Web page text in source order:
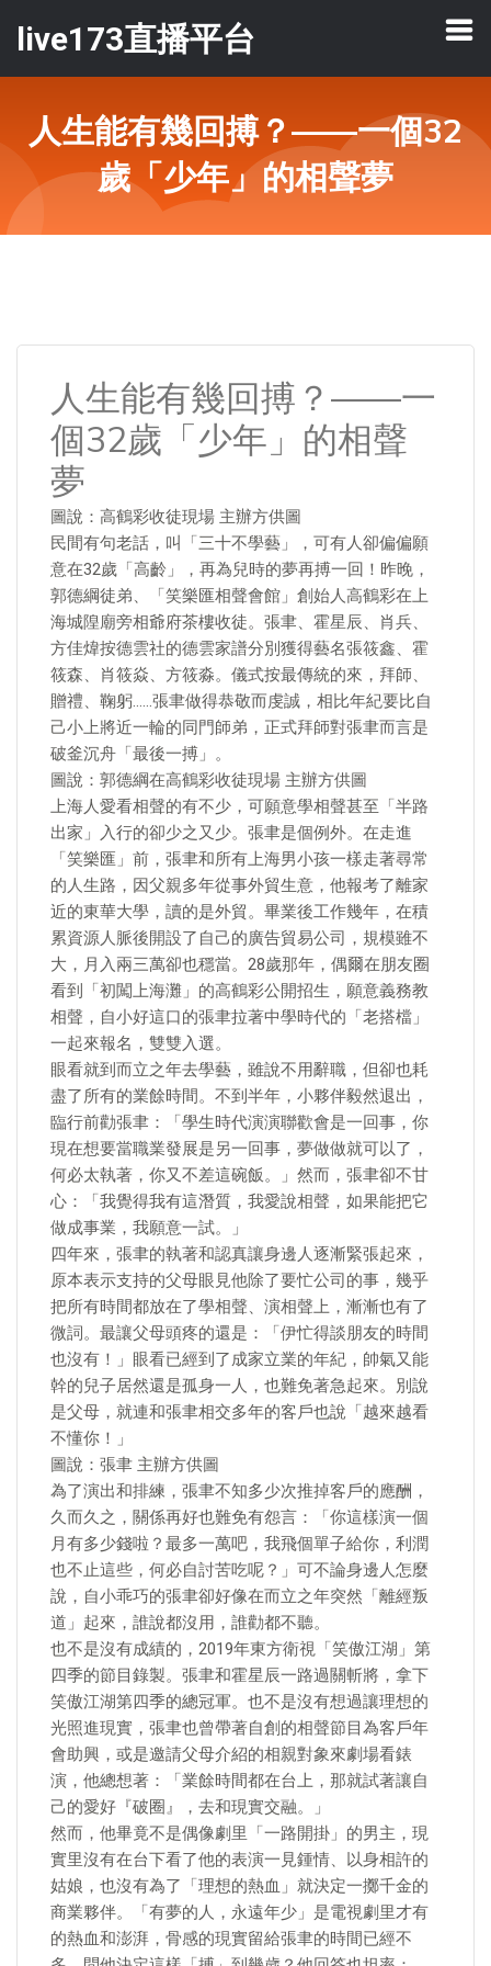
live173直播平台
人生能有幾回搏？——一個32
歲「少年」的相聲夢
人生能有幾回搏？——一
個32歲「少年」的相聲
夢
圖說：高鶴彩收徒現場 主辦方供圖
民間有句老話，叫「三十不學藝」，可有人卻偏偏願
意在32歲「高齡」，再為兒時的夢再搏一回！昨晚，
郭德綱徒弟、「笑樂匯相聲會館」創始人高鶴彩在上
海城隍廟旁相爺府茶樓收徒。張聿、霍星辰、肖兵、
方佳煒按德雲社的德雲家譜分別獲得藝名張筱鑫、霍
筱森、肖筱焱、方筱淼。儀式按最傳統的來，拜師、
贈禮、鞠躬……張聿做得恭敬而虔誠，相比年紀要比自
己小上將近一輪的同門師弟，正式拜師對張聿而言是
破釜沉舟「最後一搏」。
圖說：郭德綱在高鶴彩收徒現場 主辦方供圖
上海人愛看相聲的有不少，可願意學相聲甚至「半路
出家」入行的卻少之又少。張聿是個例外。在走進
「笑樂匯」前，張聿和所有上海男小孩一樣走著尋常
的人生路，因父親多年從事外貿生意，他報考了離家
近的東華大學，讀的是外貿。畢業後工作幾年，在積
累資源人脈後開設了自己的廣告貿易公司，規模雖不
大，月入兩三萬卻也穩當。28歲那年，偶爾在朋友圈
看到「初闖上海灘」的高鶴彩公開招生，願意義務教
相聲，自小好這口的張聿拉著中學時代的「老搭檔」
一起來報名，雙雙入選。
眼看就到而立之年去學藝，雖說不用辭職，但卻也耗
盡了所有的業餘時間。不到半年，小夥伴毅然退出，
臨行前勸張聿：「學生時代演演聯歡會是一回事，你
現在想要當職業發展是另一回事，夢做做就可以了，
何必太執著，你又不差這碗飯。」然而，張聿卻不甘
心：「我覺得我有這潛質，我愛說相聲，如果能把它
做成事業，我願意一試。」
四年來，張聿的執著和認真讓身邊人逐漸緊張起來，
原本表示支持的父母眼見他除了要忙公司的事，幾乎
把所有時間都放在了學相聲、演相聲上，漸漸也有了
微詞。最讓父母頭疼的還是：「伊忙得談朋友的時間
也沒有！」眼看已經到了成家立業的年紀，帥氣又能
幹的兒子居然還是孤身一人，也難免著急起來。別說
是父母，就連和張聿相交多年的客戶也說「越來越看
不懂你！」
圖說：張聿 主辦方供圖
為了演出和排練，張聿不知多少次推掉客戶的應酬，
久而久之，關係再好也難免有怨言：「你這樣演一個
月有多少錢啦？最多一萬吧，我飛個單子給你，利潤
也不止這些，何必自討苦吃呢？」可不論身邊人怎麼
說，自小乖巧的張聿卻好像在而立之年突然「離經叛
道」起來，誰說都沒用，誰勸都不聽。
也不是沒有成績的，2019年東方衛視「笑傲江湖」第
四季的節目錄製。張聿和霍星辰一路過關斬將，拿下
笑傲江湖第四季的總冠軍。也不是沒有想過讓理想的
光照進現實，張聿也曾帶著自創的相聲節目為客戶年
會助興，或是邀請父母介紹的相親對象來劇場看錶
演，他總想著：「業餘時間都在台上，那就試著讓自
己的愛好『破圈』，去和現實交融。」
然而，他畢竟不是偶像劇里「一路開掛」的男主，現
實里沒有在台下看了他的表演一見鍾情、以身相許的
姑娘，也沒有為了「理想的熱血」就決定一擲千金的
商業夥伴。「有夢的人，永遠年少」是電視劇里才有
的熱血和澎湃，骨感的現實留給張聿的時間已經不